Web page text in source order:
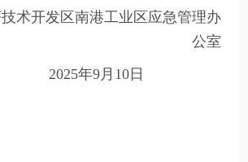
术开发区南港工业区应急管理办
公室
2025年9月10日